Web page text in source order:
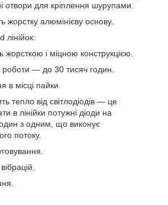
отвори для кріплення шурупами.
жорстку алюмінієву основу.
лінійок:
жорсткою і міцною конструкцією.
роботи — до 30 тисяч годин.
в місці пайки.
тепло від світлодіодів — це
в лінійки потужні діоди на
один з одним, що виконує
потоку.